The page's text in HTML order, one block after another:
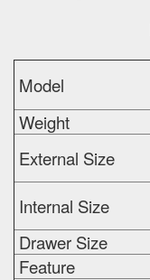
Model
Weight
External Size
Internal Size
Drawer Size
Feature